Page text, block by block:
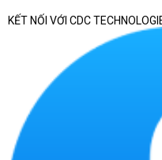
KẾT NỐI VỚI CDC